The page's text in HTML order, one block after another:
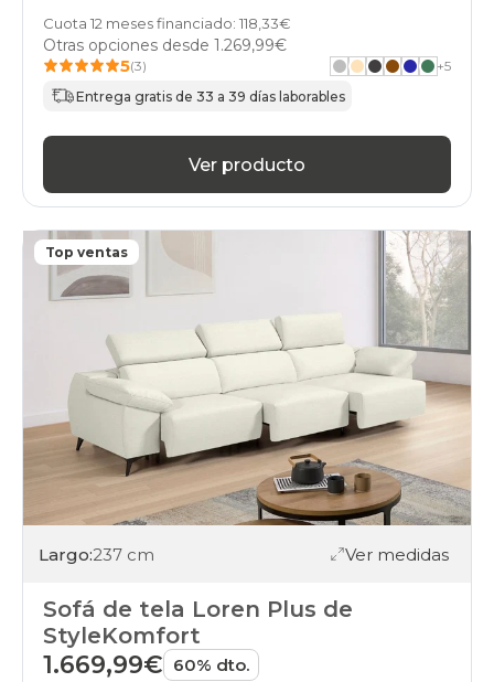
Cuota 12 meses financiado: 118,33€
Otras opciones desde 1.269,99€
5(3) +5
Entrega gratis de 33 a 39 días laborables
Ver producto
Top ventas
Largo:237 cm Ver medidas
Sofá de tela Loren Plus de
StyleKomfort
1.669,99€ 60% dto.